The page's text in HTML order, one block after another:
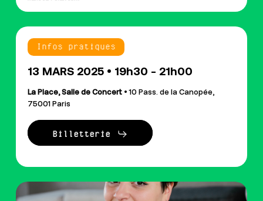
Infos pratiques
13 MARS 2025 • 19h30 - 21h00
La Place, Salle de Concert • 10 Pass. de la Canopée,
75001 Paris
Billetterie